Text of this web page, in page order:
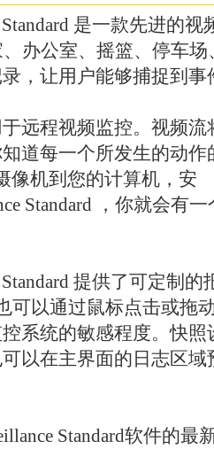
Standard 是一款先进的
办公室、摇篮、停车
，让用户能够捕捉到事
远程视频监控。视频
道每一个所发生的动作
像机到您的计算机，安
Standard ，你就会有
Standard 提供了可定制
可以通过鼠标点击或拖
系统的敏感程度。快
以在主界面的日志区
Standard软件的